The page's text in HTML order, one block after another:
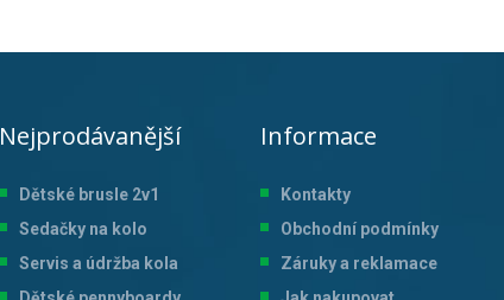
Nejprodávanější
Dětské brusle 2v1
Sedačky na kolo
Servis a údržba kola
Informace
Kontakty
Obchodní podmínky
Záruky a reklamace